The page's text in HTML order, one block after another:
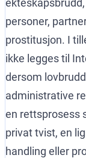
personer,
prostitusjon. I
ikke legges til
dersom
administrative
en rettsprosess
privat tvist, en
handling eller